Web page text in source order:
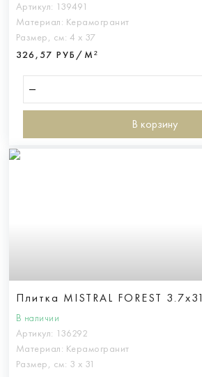
Артикул: 139491
Материал: Керамогранит
Размер, см: 4 х 37
326,57 РУБ/М²
В корзину
Плитка MISTRAL FOREST 3.7x31
В наличии
Артикул: 136292
Материал: Керамогранит
Размер, см: 3 х 31